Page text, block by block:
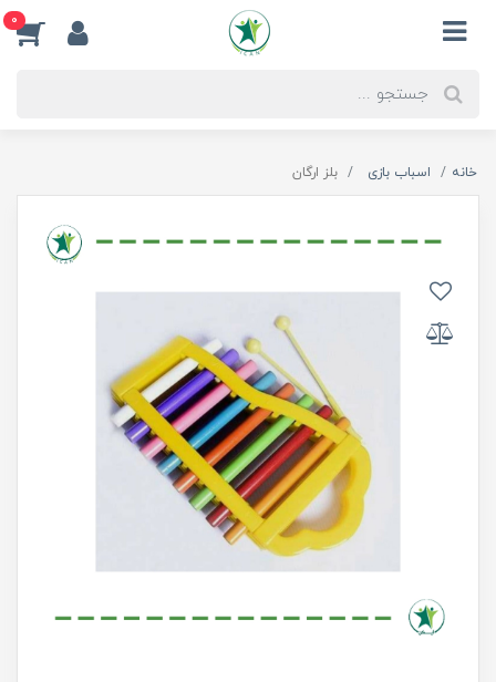
0
خانه اسباب بازی بلز ارگان